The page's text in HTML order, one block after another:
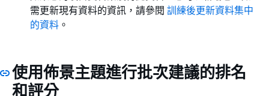
需更新現有資料的資訊，請參閱 訓練後更新資料集中
的資料 。
使用佈景主題進行批次建議的排名
和評分